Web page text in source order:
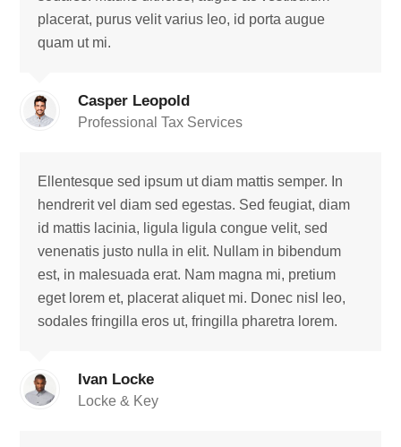
placerat, purus velit varius leo, id porta augue
quam ut mi.
Casper Leopold
Professional Tax Services
Ellentesque sed ipsum ut diam mattis semper. In
hendrerit vel diam sed egestas. Sed feugiat, diam
id mattis lacinia, ligula ligula congue velit, sed
venenatis justo nulla in elit. Nullam in bibendum
est, in malesuada erat. Nam magna mi, pretium
eget lorem et, placerat aliquet mi. Donec nisl leo,
sodales fringilla eros ut, fringilla pharetra lorem.
Ivan Locke
Locke & Key